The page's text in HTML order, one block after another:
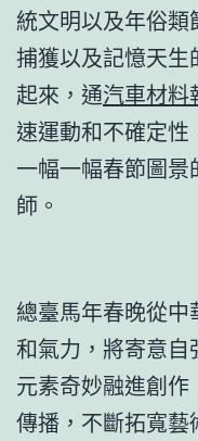
統文明以及年俗
捕獲以及記憶天
起來，通汽車材料
速運動和不確定
一幅一幅春節圖
師。
總臺馬年春晚從
和氣力，將寄意
元素奇妙融進創作
傳播，不斷拓寬藝